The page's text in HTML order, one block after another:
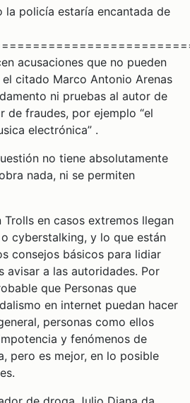
la policía estaría encantada de
acusaciones que no pueden
citado Marco Antonio Arenas
ni pruebas al autor de
de fraudes, por ejemplo “el
electrónica” .
no tiene absolutamente
nada, ni se permiten
Trolls en casos extremos llegan
cyberstalking, y lo que están
consejos básicos para lidiar
avisar a las autoridades. Por
que Personas que
en internet puedan hacer
personas como ellos
y fenómenos de
pero es mejor, en lo posible